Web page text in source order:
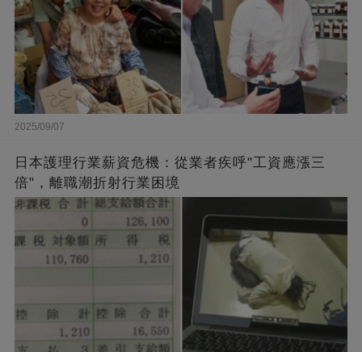
2025/09/07
日本護理行業薪資危機：從業者疾呼"工資應漲三
倍"，離職潮折射行業困境